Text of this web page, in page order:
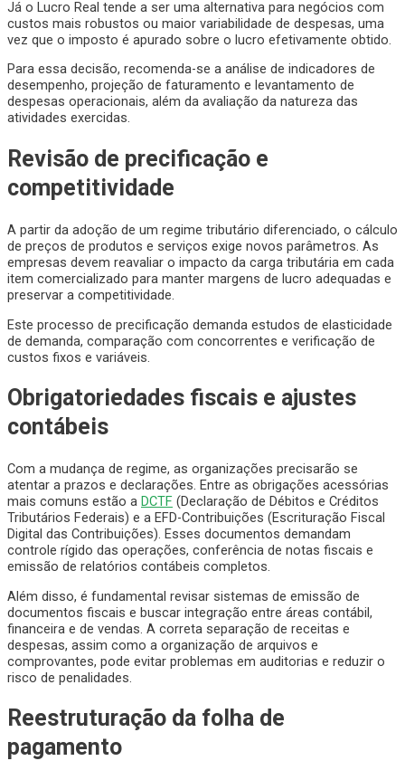
Já o Lucro Real tende a ser uma alternativa para negócios com
custos mais robustos ou maior variabilidade de despesas, uma
vez que o imposto é apurado sobre o lucro efetivamente obtido.
Para essa decisão, recomenda-se a análise de indicadores de
desempenho, projeção de faturamento e levantamento de
despesas operacionais, além da avaliação da natureza das
atividades exercidas.
Revisão de precificação e
competitividade
A partir da adoção de um regime tributário diferenciado, o cálculo
de preços de produtos e serviços exige novos parâmetros. As
empresas devem reavaliar o impacto da carga tributária em cada
item comercializado para manter margens de lucro adequadas e
preservar a competitividade.
Este processo de precificação demanda estudos de elasticidade
de demanda, comparação com concorrentes e verificação de
custos fixos e variáveis.
Obrigatoriedades fiscais e ajustes
contábeis
Com a mudança de regime, as organizações precisarão se
atentar a prazos e declarações. Entre as obrigações acessórias
mais comuns estão a DCTF (Declaração de Débitos e Créditos
Tributários Federais) e a EFD-Contribuições (Escrituração Fiscal
Digital das Contribuições). Esses documentos demandam
controle rígido das operações, conferência de notas fiscais e
emissão de relatórios contábeis completos.
Além disso, é fundamental revisar sistemas de emissão de
documentos fiscais e buscar integração entre áreas contábil,
financeira e de vendas. A correta separação de receitas e
despesas, assim como a organização de arquivos e
comprovantes, pode evitar problemas em auditorias e reduzir o
risco de penalidades.
Reestruturação da folha de
pagamento